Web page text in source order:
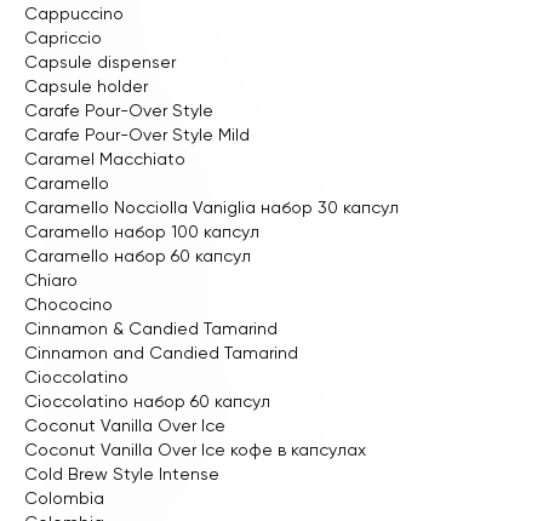
Cappuccino
Capriccio
Capsule dispenser
Capsule holder
Carafe Pour-Over Style
Carafe Pour-Over Style Mild
Caramel Macchiato
Caramello
Caramello Nocсiolla Vaniglia набор 30 капсул
Caramello набор 100 капсул
Caramello набор 60 капсул
Chiaro
Chococino
Cinnamon & Candied Tamarind
Cinnamon and Candied Tamarind
Cioccolatino
Cioccolatino набор 60 капсул
Coconut Vanilla Over Ice
Coconut Vanilla Over Ice кофе в капсулах
Cold Brew Style Intense
Colombia